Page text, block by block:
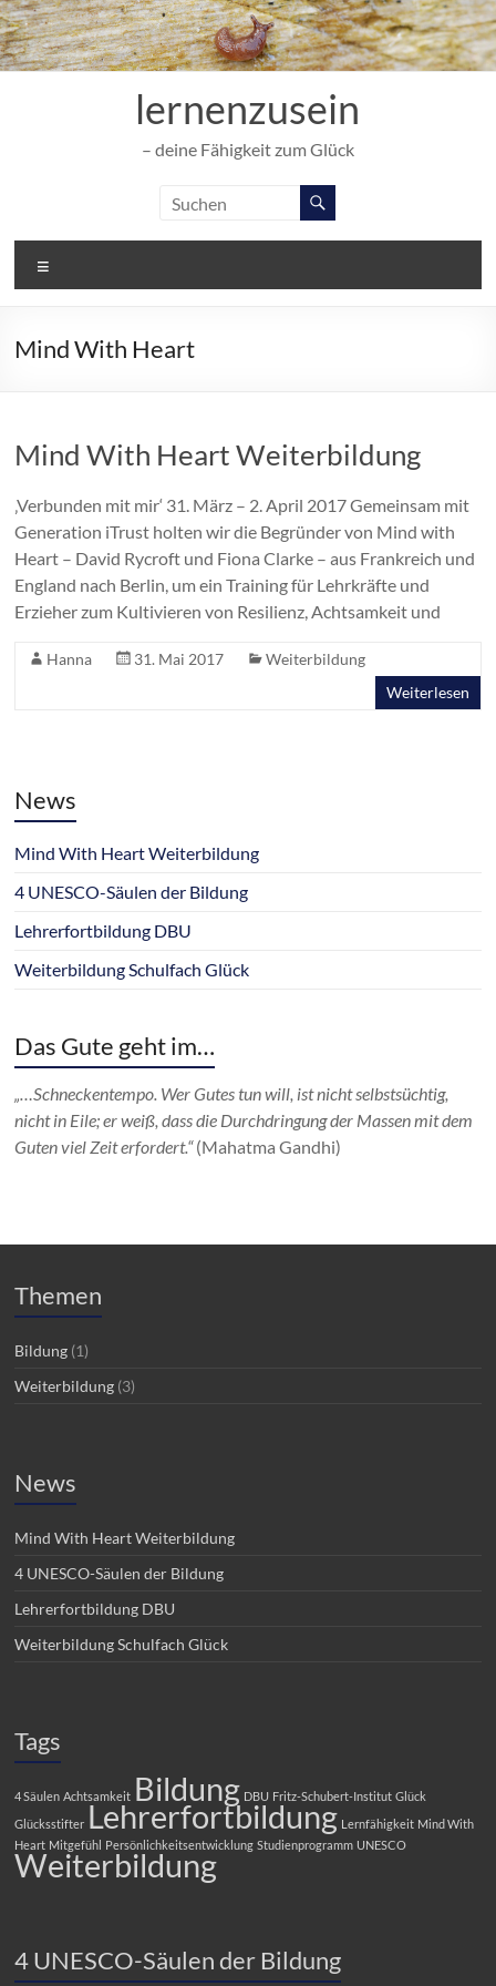
Zum
Inhalt
springen
lernenzusein
– deine Fähigkeit zum Glück
Mind With Heart
Mind With Heart Weiterbildung
‚Verbunden mit mir‘ 31. März – 2. April 2017 Gemeinsam mit
Generation iTrust holten wir die Begründer von Mind with
Heart – David Rycroft und Fiona Clarke – aus Frankreich und
England nach Berlin, um ein Training für Lehrkräfte und
Erzieher zum Kultivieren von Resilienz, Achtsamkeit und
Hanna 31. Mai 2017
Weiterbildung
Weiterlesen
News
Mind With Heart Weiterbildung
4 UNESCO-Säulen der Bildung
Lehrerfortbildung DBU
Weiterbildung Schulfach Glück
Das Gute geht im…
„…Schneckentempo. Wer Gutes tun will, ist nicht selbstsüchtig,
nicht in Eile; er weiß, dass die Durchdringung der Massen mit dem
Guten viel Zeit erfordert.“(Mahatma Gandhi)
Themen
Bildung (1)
Weiterbildung (3)
News
Mind With Heart Weiterbildung
4 UNESCO-Säulen der Bildung
Lehrerfortbildung DBU
Weiterbildung Schulfach Glück
Tags
4 Säulen Achtsamkeit Bildung DBU Fritz-Schubert-Institut Glück
Glücksstifter Lehrerfortbildung Lernfähigkeit Mind With
Heart Mitgefühl Persönlichkeitsentwicklung Studienprogramm UNESCO
Weiterbildung
4 UNESCO-Säulen der Bildung